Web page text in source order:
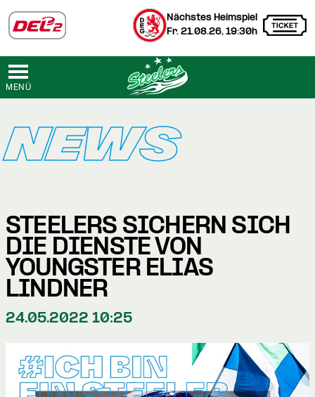
Nächstes Heimspiel
Fr. 21.08.26, 19:30h
MENÜ
NEWS
STEELERS SICHERN SICH
DIE DIENSTE VON
YOUNGSTER ELIAS
LINDNER
24.05.2022 10:25